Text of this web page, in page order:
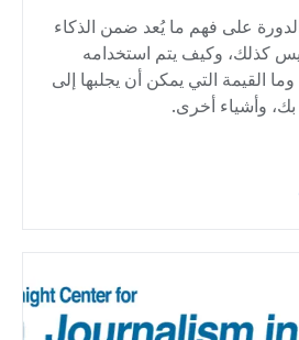
على فهم ما يُعد ضمن الذكاء
كذلك، وكيف يتم استخدامه
القيمة التي يمكن أن يجلبها إلى
بك، وأشياء أخرى.